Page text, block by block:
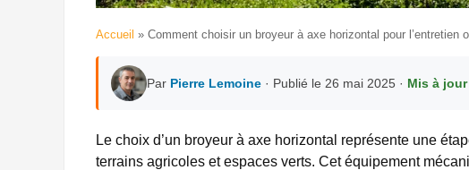
Accueil » Comment choisir un broyeur à axe horizontal pour l’entretien
Par Pierre Lemoine · Publié le 26 mai 2025 · Mis à
Le choix d’un broyeur à axe horizontal représente une
terrains agricoles et espaces verts. Cet équipement